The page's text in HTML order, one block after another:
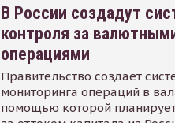
В России создадут
контроля за
операциями
Правительство создает
мониторинга операций в
помощью которой